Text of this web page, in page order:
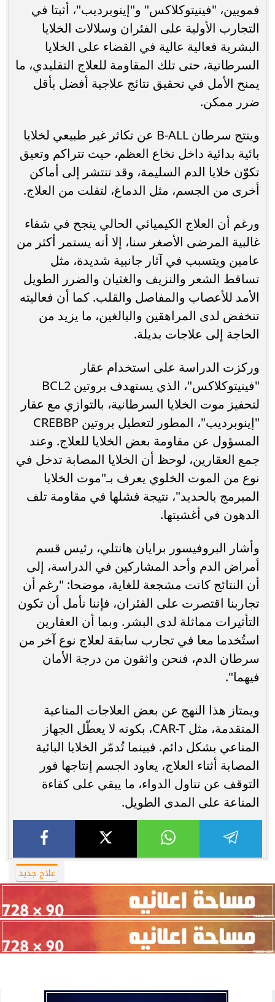
فمويين، "فينيتوكلاكس" و"إينوبرديب"، أثبتا في
التجارب الأولية على الفئران وسلالات الخلايا
البشرية فعالية عالية في القضاء على الخلايا
السرطانية، حتى تلك المقاومة للعلاج التقليدي، ما
يمنح الأمل في تحقيق نتائج علاجية أفضل بأقل
ضرر ممكن.
وينتج سرطان B-ALL عن تكاثر غير طبيعي لخلايا
بائية بدائية داخل نخاع العظم، حيث تتراكم وتعيق
تكوّن خلايا الدم السليمة، وقد تنتشر إلى أماكن
أخرى من الجسم، مثل الدماغ، لتفلت من العلاج.
ورغم أن العلاج الكيميائي الحالي ينجح في شفاء
غالبية المرضى الأصغر سنا، إلا أنه يستمر أكثر من
عامين ويتسبب في آثار جانبية شديدة، مثل
تساقط الشعر والنزيف والغثيان والضرر الطويل
الأمد للأعصاب والمفاصل والقلب. كما أن فعاليته
تنخفض لدى المراهقين والبالغين، ما يزيد من
الحاجة إلى علاجات بديلة.
وركزت الدراسة على استخدام عقار
"فينيتوكلاكس"، الذي يستهدف بروتين BCL2
لتحفيز موت الخلايا السرطانية، بالتوازي مع عقار
"إينوبرديب"، المطور لتعطيل بروتين CREBBP
المسؤول عن مقاومة بعض الخلايا للعلاج. وعند
جمع العقارين، لوحظ أن الخلايا المصابة تدخل في
نوع من الموت الخلوي يعرف بـ"موت الخلايا
المبرمج بالحديد"، نتيجة فشلها في مقاومة تلف
الدهون في أغشيتها.
وأشار البروفيسور برايان هانتلي، رئيس قسم
أمراض الدم وأحد المشاركين في الدراسة، إلى
أن النتائج كانت مشجعة للغاية، موضحا: "رغم أن
تجاربنا اقتصرت على الفئران، فإننا نأمل أن تكون
التأثيرات مماثلة لدى البشر. وبما أن العقارين
استُخدما معا في تجارب سابقة لعلاج نوع آخر من
سرطان الدم، فنحن واثقون من درجة الأمان
فيهما".
ويمتاز هذا النهج عن بعض العلاجات المناعية
المتقدمة، مثل CAR-T، بكونه لا يعطّل الجهاز
المناعي بشكل دائم. فبينما تُدمّر الخلايا البائية
المصابة أثناء العلاج، يعاود الجسم إنتاجها فور
التوقف عن تناول الدواء، ما يبقي على كفاءة
المناعة على المدى الطويل.
علاج جديد